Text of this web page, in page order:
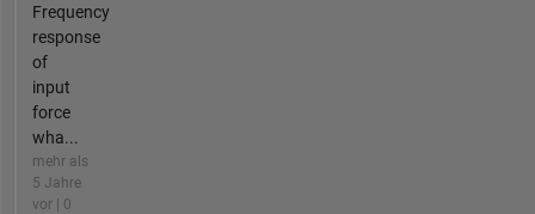
Frequency
response
of
input
force
wha...
mehr als
5 Jahre
vor | 0